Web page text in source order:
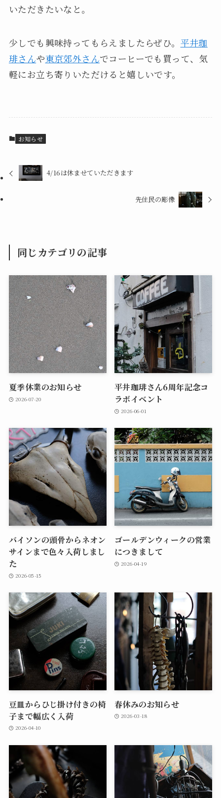
いただきたいなと。
少しでも興味持ってもらえましたらぜひ。 平井珈
琲さんや東京郊外さんでコーヒーでも買って、気
軽にお立ち寄りいただけると嬉しいです。
お知らせ
4/16は休ませていただきます
先住民の彫像
同じカテゴリの記事
夏季休業のお知らせ
2026-07-20
平井珈琲さん6周年記念コ
ラボイベント
2026-06-01
バイソンの頭骨からネオン
サインまで色々入荷しまし
た
2026-05-15
ゴールデンウィークの営業
につきまして
2026-04-19
豆皿からひじ掛け付きの椅
子まで幅広く入荷
2026-04-10
春休みのお知らせ
2026-03-18